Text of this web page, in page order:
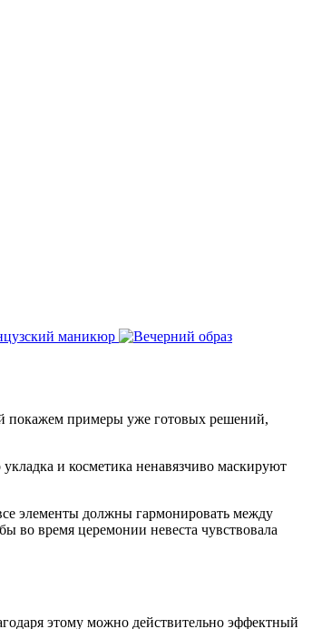
покажем примеры уже готовых решений,
и косметика ненавязчиво маскируют
элементы должны гармонировать между
во время церемонии невеста чувствовала
этому можно действительно эффектный